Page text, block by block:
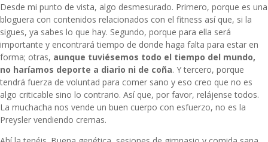
Desde mi punto de vista, algo desmesurado. Primero, porque es una
bloguera con contenidos relacionados con el fitness así que, si la
sigues, ya sabes lo que hay. Segundo, porque para ella será
importante y encontrará tiempo de donde haga falta para estar en
forma; otras, aunque tuviésemos todo el tiempo del mundo,
no haríamos deporte a diario ni de coña. Y tercero, porque
tendrá fuerza de voluntad para comer sano y eso creo que no es
algo criticable sino lo contrario. Así que, por favor, relájense todos.
La muchacha nos vende un buen cuerpo con esfuerzo, no es la
Preysler vendiendo cremas.